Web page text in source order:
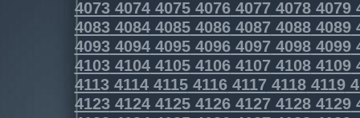
4073407440754076407740784079
4083408440854086408740884089
4093409440954096409740984099
4103410441054106410741084109
4113411441154116411741184119
4123412441254126412741284129